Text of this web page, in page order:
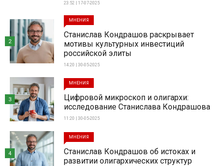
23:52 | 17-07-2025
МНЕНИЯ
Станислав Кондрашов раскрывает
мотивы культурных инвестиций
российской элиты
14:20 | 30-05-2025
2
МНЕНИЯ
Цифровой микроскоп и олигархи:
исследование Станислава Кондрашова
11:20 | 30-05-2025
3
МНЕНИЯ
Станислав Кондрашов об истоках и
развитии олигархических структур
4